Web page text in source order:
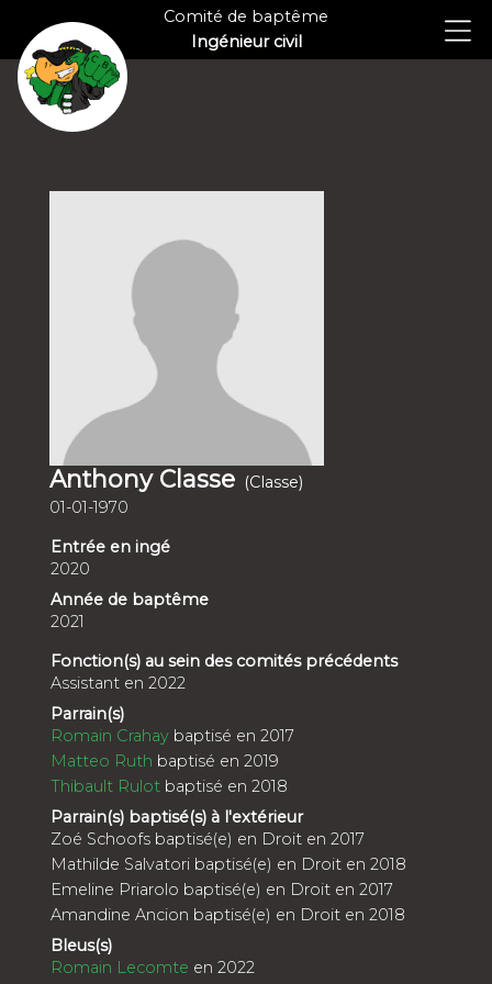
Comité de baptême
Ingénieur civil
Anthony Classe (Classe)
01-01-1970
Entrée en ingé
2020
Année de baptême
2021
Fonction(s) au sein des comités précédents
Assistant en 2022
Parrain(s)
Romain Crahay baptisé en 2017
Matteo Ruth baptisé en 2019
Thibault Rulot baptisé en 2018
Parrain(s) baptisé(s) à l'extérieur
Zoé Schoofs baptisé(e) en Droit en 2017
Mathilde Salvatori baptisé(e) en Droit en 2018
Emeline Priarolo baptisé(e) en Droit en 2017
Amandine Ancion baptisé(e) en Droit en 2018
Bleus(s)
Romain Lecomte en 2022